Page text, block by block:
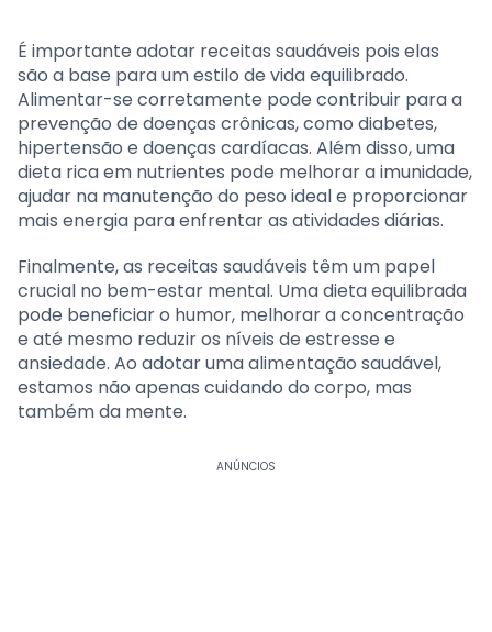
É importante adotar receitas saudáveis pois elas
são a base para um estilo de vida equilibrado.
Alimentar-se corretamente pode contribuir para a
prevenção de doenças crônicas, como diabetes,
hipertensão e doenças cardíacas. Além disso, uma
dieta rica em nutrientes pode melhorar a imunidade,
ajudar na manutenção do peso ideal e proporcionar
mais energia para enfrentar as atividades diárias.
Finalmente, as receitas saudáveis têm um papel
crucial no bem-estar mental. Uma dieta equilibrada
pode beneficiar o humor, melhorar a concentração
e até mesmo reduzir os níveis de estresse e
ansiedade. Ao adotar uma alimentação saudável,
estamos não apenas cuidando do corpo, mas
também da mente.
ANÚNCIOS